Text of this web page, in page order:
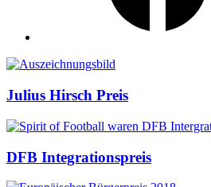
Auszeichnungen
Julius Hirsch Preis
DFB Integrationspreis